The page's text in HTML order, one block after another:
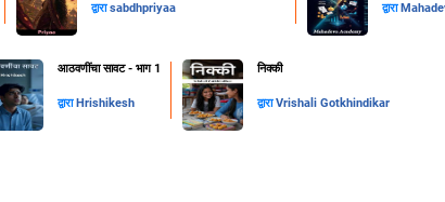
द्वाराsabdhpriyaa द्वारा
आठवणींचा सावट - भाग 1
द्वारा Hrishikesh
निक्की
द्वाराVrishali Gotkhindikar